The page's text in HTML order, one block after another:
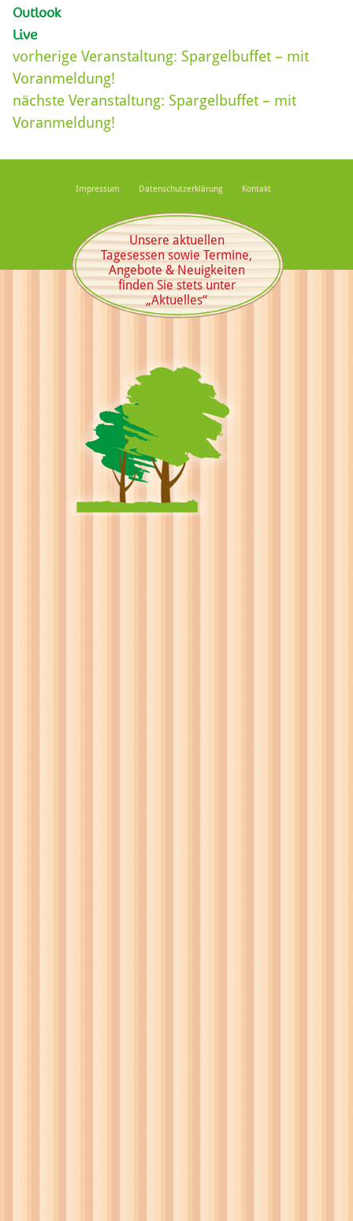
Outlook
Live
vorherige Veranstaltung: Spargelbuffet – mit
Voranmeldung!
nächste Veranstaltung: Spargelbuffet – mit
Voranmeldung!
Impressum Datenschutzerklärung Kontakt
Unsere aktuellen
Tagesessen sowie Termine,
Angebote & Neuigkeiten
finden Sie stets unter
„Aktuelles“